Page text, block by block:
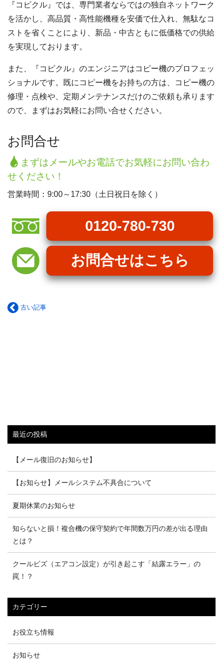
『コピクル』では、専門業者ならではの独自ネットワーク
を活かし、高品質・高性能機種を安価で仕入れ、無駄なコ
ストを省くことにより、新品・中古ともに低価格での供給
を実現しております。
また、『コピクル』のエンジニアはコピー機のプロフェッ
ショナルです。既にコピー機をお持ちの方は、コピー機の
修理・点検や、定期メンテナンスだけのご依頼も承ります
ので、まずはお気軽にお問い合せください。
お問合せ
まずはメールやお電話でお気軽にお問い合わ
せください！
営業時間：9:00～17:30（土日祝日を除く）
0120-780-730
お問合せはこちら
古い記事
最近の投稿
【メール復旧のお知らせ】
【お知らせ】メールシステム不具合について
夏期休業のお知らせ
知らないと損！複合機の保守契約で年間数万円の差が出る理由
とは？
クールビズ（エアコン設定）が引き起こす「結露エラー」の
罠！？
カテゴリー
お役立ち情報
お知らせ